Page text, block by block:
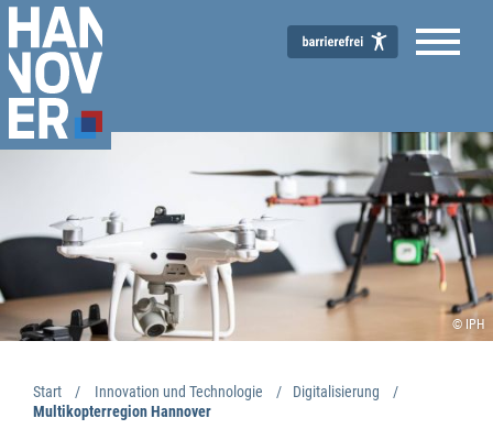
© IPH
Start Innovation und Technologie
Digitalisierung
Multikopterregion Hannover